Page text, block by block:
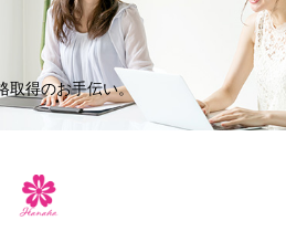
取得のお手伝い。